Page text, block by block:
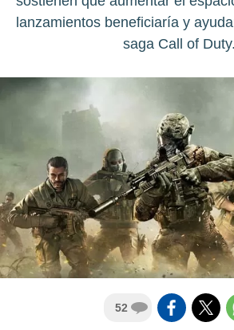
lanzamientos beneficiaría y
saga Call of Duty.
52